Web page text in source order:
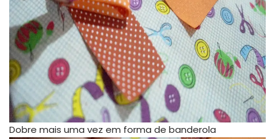
Dobre mais uma vez em forma de banderola